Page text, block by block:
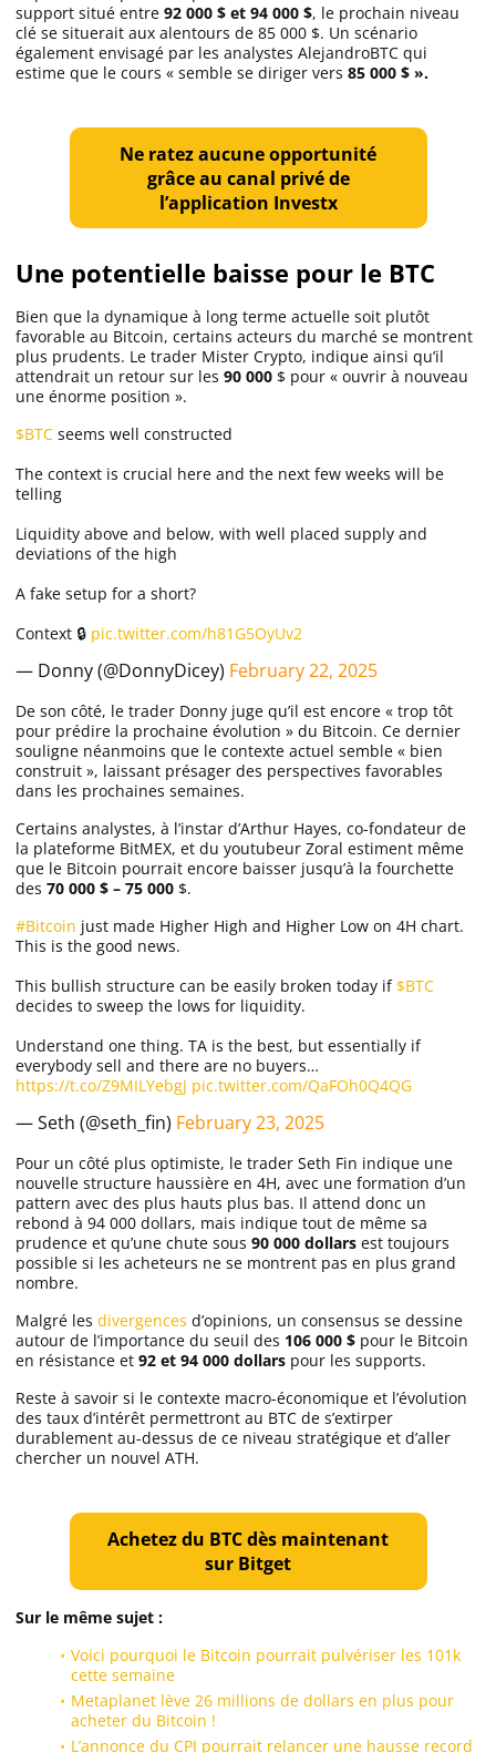
support situé entre 92 000 $ et 94 000 $, le prochain niveau
clé se situerait aux alentours de 85 000 $. Un scénario
également envisagé par les analystes AlejandroBTC qui
estime que le cours « semble se diriger vers 85 000 $ ».
Ne ratez aucune opportunité
grâce au canal privé de
l’application Investx
Une potentielle baisse pour le BTC
Bien que la dynamique à long terme actuelle soit plutôt
favorable au Bitcoin, certains acteurs du marché se montrent
plus prudents. Le trader Mister Crypto, indique ainsi qu’il
attendrait un retour sur les 90 000 $ pour « ouvrir à nouveau
une énorme position ».
$BTC seems well constructed
The context is crucial here and the next few weeks will be
telling
Liquidity above and below, with well placed supply and
deviations of the high
A fake setup for a short?
Context 🔒 pic.twitter.com/h81G5OyUv2
— Donny (@DonnyDicey) February 22, 2025
De son côté, le trader Donny juge qu’il est encore « trop tôt
pour prédire la prochaine évolution » du Bitcoin. Ce dernier
souligne néanmoins que le contexte actuel semble « bien
construit », laissant présager des perspectives favorables
dans les prochaines semaines.
Certains analystes, à l’instar d’Arthur Hayes, co-fondateur de
la plateforme BitMEX, et du youtubeur Zoral estiment même
que le Bitcoin pourrait encore baisser jusqu’à la fourchette
des 70 000 $ – 75 000 $.
#Bitcoin just made Higher High and Higher Low on 4H chart.
This is the good news.
This bullish structure can be easily broken today if $BTC
decides to sweep the lows for liquidity.
Understand one thing. TA is the best, but essentially if
everybody sell and there are no buyers…
https://t.co/Z9MILYebgJ pic.twitter.com/QaFOh0Q4QG
— Seth (@seth_fin) February 23, 2025
Pour un côté plus optimiste, le trader Seth Fin indique une
nouvelle structure haussière en 4H, avec une formation d’un
pattern avec des plus hauts plus bas. Il attend donc un
rebond à 94 000 dollars, mais indique tout de même sa
prudence et qu’une chute sous 90 000 dollars est toujours
possible si les acheteurs ne se montrent pas en plus grand
nombre.
Malgré les divergences d’opinions, un consensus se dessine
autour de l’importance du seuil des 106 000 $ pour le Bitcoin
en résistance et 92 et 94 000 dollars pour les supports.
Reste à savoir si le contexte macro-économique et l’évolution
des taux d’intérêt permettront au BTC de s’extirper
durablement au-dessus de ce niveau stratégique et d’aller
chercher un nouvel ATH.
Achetez du BTC dès maintenant
sur Bitget
Sur le même sujet :
Voici pourquoi le Bitcoin pourrait pulvériser les 101k
cette semaine
Metaplanet lève 26 millions de dollars en plus pour
acheter du Bitcoin !
L’annonce du CPI pourrait relancer une hausse record